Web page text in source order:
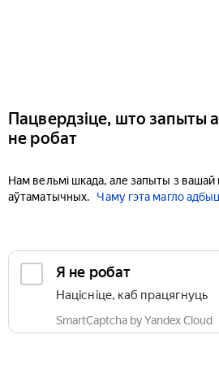
Пацвердзіце, што запыты
не робат
Нам вельмі шкада, але запыты з
аўтаматычных.
Чаму гэта магло
Я не робат
Націсніце, каб працягнуць
SmartCaptcha by Yandex Cloud